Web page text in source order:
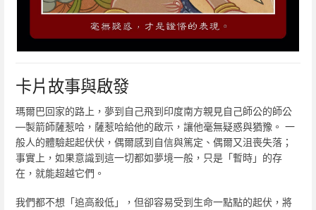
卡片故事與啟發
瑪爾巴回家的路上，夢到自己飛到印度南方親見自己師公的師公
—製箭師薩惹哈，薩惹哈給他的啟示，讓他毫無疑惑與猶豫。 一
般人的體驗起起伏伏，偶爾感到自信與篤定、偶爾又沮喪失落；
事實上，如果意識到這一切都如夢境一般，只是「暫時」的存
在，就能超越它們。
我們都不想「追高殺低」，但卻容易受到生命一點點的起伏，將